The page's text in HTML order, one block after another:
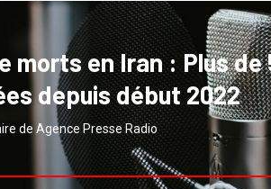
morts en Iran : Plus
depuis début 2022
de Agence Presse Radio